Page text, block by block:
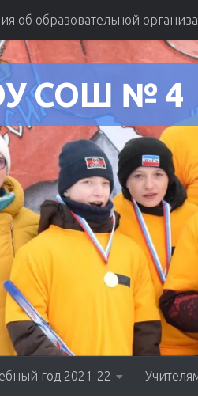
об образовательной
СОШ № 4
год 2021-22